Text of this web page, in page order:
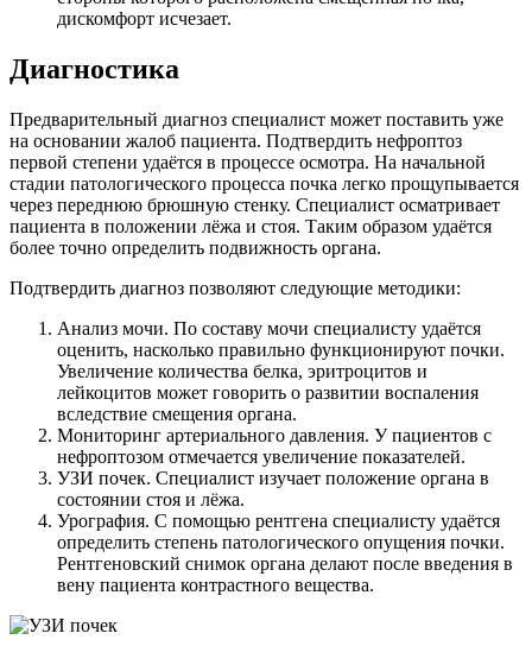
дискомфорт исчезает.
Диагностика
Предварительный диагноз специалист может поставить уже
на основании жалоб пациента. Подтвердить нефроптоз
первой степени удаётся в процессе осмотра. На начальной
стадии патологического процесса почка легко прощупывается
через переднюю брюшную стенку. Специалист осматривает
пациента в положении лёжа и стоя. Таким образом удаётся
более точно определить подвижность органа.
Подтвердить диагноз позволяют следующие методики:
Анализ мочи. По составу мочи специалисту удаётся
оценить, насколько правильно функционируют почки.
Увеличение количества белка, эритроцитов и
лейкоцитов может говорить о развитии воспаления
вследствие смещения органа.
Мониторинг артериального давления. У пациентов с
нефроптозом отмечается увеличение показателей.
УЗИ почек. Специалист изучает положение органа в
состоянии стоя и лёжа.
Урография. С помощью рентгена специалисту удаётся
определить степень патологического опущения почки.
Рентгеновский снимок органа делают после введения в
вену пациента контрастного вещества.